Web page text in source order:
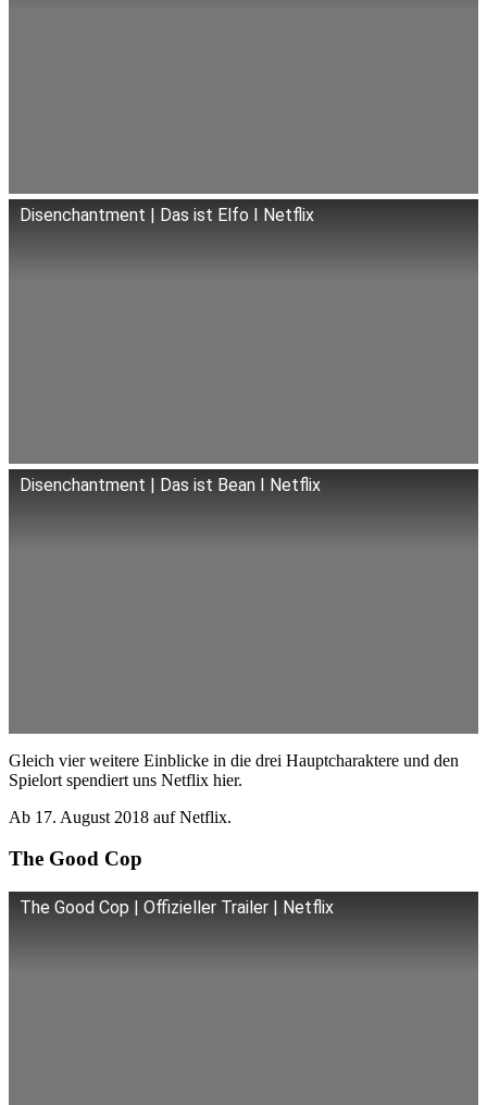
Disenchantment | Das ist Elfo I Netflix
Disenchantment | Das ist Bean I Netflix
Gleich vier weitere Einblicke in die drei Hauptcharaktere und den
Spielort spendiert uns Netflix hier.
Ab 17. August 2018 auf Netflix.
The Good Cop
The Good Cop | Offizieller Trailer | Netflix